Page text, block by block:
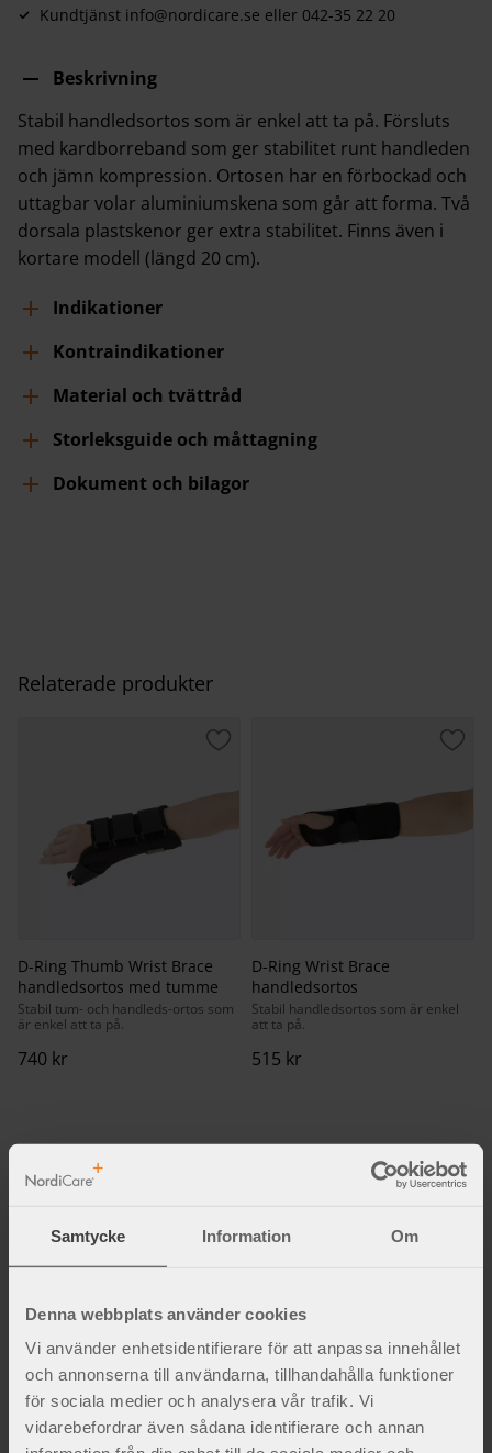
Samtycke Information Om
Denna webbplats använder cookies
Vi använder enhetsidentifierare för att anpassa innehållet
och annonserna till användarna, tillhandahålla funktioner
för sociala medier och analysera vår trafik. Vi
vidarebefordrar även sådana identifierare och annan
Kundtjänst info@nordicare.se eller 042-35 22 20
Beskrivning
Stabil handledsortos som är enkel att ta på. Försluts
med kardborreband som ger stabilitet runt handleden
och jämn kompression. Ortosen har en förbockad och
uttagbar volar aluminiumskena som går att forma. Två
dorsala plastskenor ger extra stabilitet. Finns även i
kortare modell (längd 20 cm).
Indikationer
Kontraindikationer
Material och tvättråd
Storleksguide och måttagning
Dokument och bilagor
Relaterade produkter
D-Ring Thumb Wrist Brace
handledsortos med tumme
Stabil tum- och handleds-ortos som
är enkel att ta på.
740 kr
Lägg till i favoriter
D-Ring Wrist Brace
handledsortos
Stabil handledsortos som är enkel
att ta på.
515 kr
Fakta och inspiration